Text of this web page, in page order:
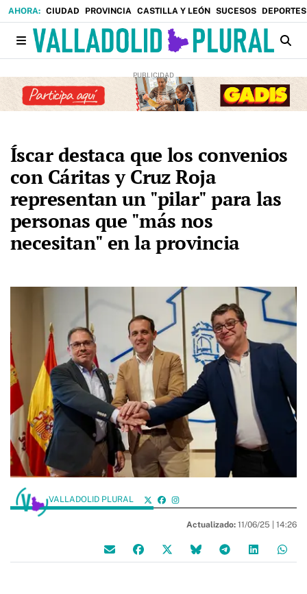
CIUDAD PROVINCIA CASTILLA Y LEÓN SUCESOS DEPORTES
Íscar destaca que los convenios
con Cáritas y Cruz Roja
representan un "pilar" para las
personas que "más nos
necesitan" en la provincia
VALLADOLID PLURAL
Actualizado: 11/06/25 | 14:26